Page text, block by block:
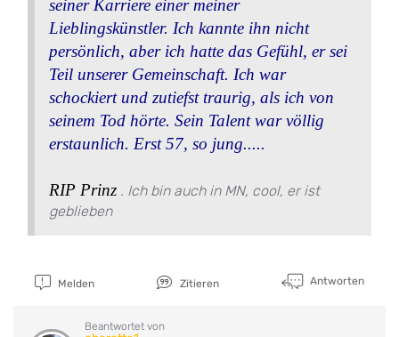
seiner Karriere einer meiner
Lieblingskünstler. Ich kannte ihn nicht
persönlich, aber ich hatte das Gefühl, er sei
Teil unserer Gemeinschaft. Ich war
schockiert und zutiefst traurig, als ich von
seinem Tod hörte. Sein Talent war völlig
erstaunlich. Erst 57, so jung.....
RIP Prinz . Ich bin auch in MN, cool, er ist
geblieben
Melden Zitieren Antworten
Beantwortet von